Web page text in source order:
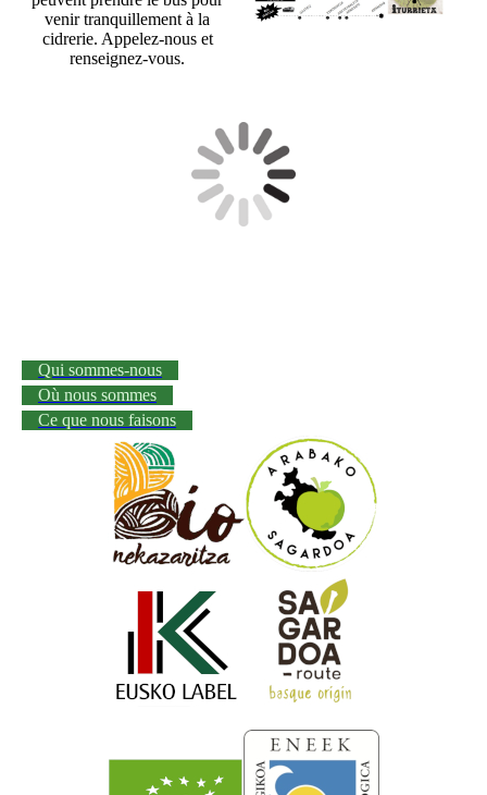
venir tranquillement à la
cidrerie. Appelez-nous et
renseignez-vous.
Qui sommes-nous
Où nous sommes
Ce que nous faisons